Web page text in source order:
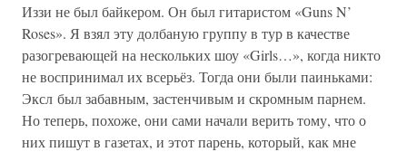
Иззи не был байкером. Он был гитаристом «Guns N’
Roses». Я взял эту долбаную группу в тур в качестве
разогревающей на нескольких шоу «Girls…», когда никто
не воспринимал их всерьёз. Тогда они были паиньками:
Эксл был забавным, застенчивым и скромным парнем.
Но теперь, похоже, они сами начали верить тому, что о
них пишут в газетах, и этот парень, который, как мне